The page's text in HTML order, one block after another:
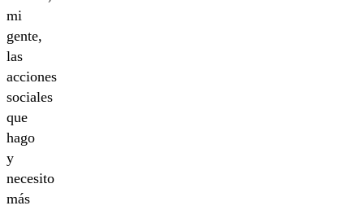
mi
gente,
las
acciones
sociales
que
hago
y
necesito
más